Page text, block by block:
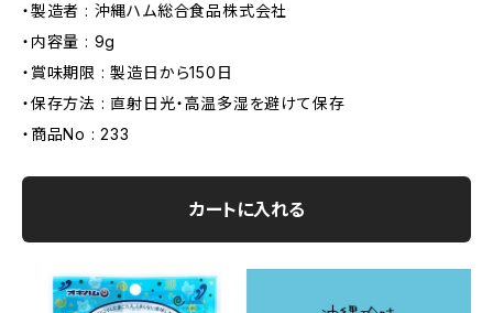
・製造者 : 沖縄ハム総合食品株式会社
・内容量 : 9g
・賞味期限 : 製造日から150日
・保存方法 : 直射日光・高温多湿を避けて保存
・商品No : 233
カートに入れる